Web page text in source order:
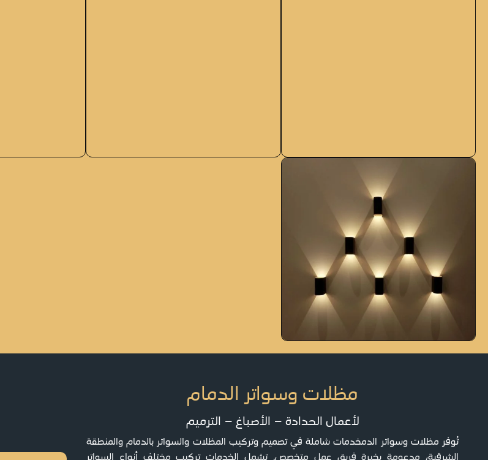
مظلات وسواتر الدمام
لأعمال الحدادة – الأصباغ – الترميم
تُوفر مظلات وسواتر الدمخدمات شاملة في تصميم وتركيب المظلات والسواتر بالدمام والمنطقة
الشرقية، مدعومة بخبرة فريق عمل متخصص. تشمل الخدمات تركيب مختلف أنواع السواتر